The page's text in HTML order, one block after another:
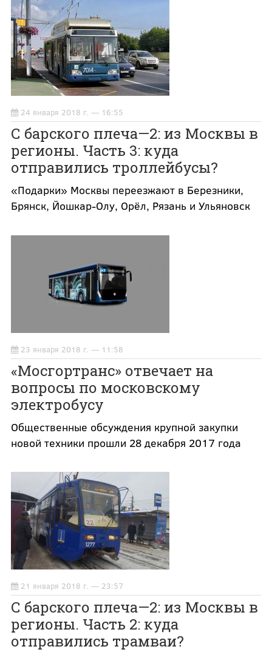
24 января 2018 г. — 16:55
С барского плеча—2: из Москвы в
регионы. Часть 3: куда
отправились троллейбусы?
«Подарки» Москвы переезжают в Березники,
Брянск, Йошкар-Олу, Орёл, Рязань и Ульяновск
23 января 2018 г. — 11:58
«Мосгортранс» отвечает на
вопросы по московскому
электробусу
Общественные обсуждения крупной закупки
новой техники прошли 28 декабря 2017 года
21 января 2018 г. — 23:57
С барского плеча—2: из Москвы в
регионы. Часть 2: куда
отправились трамваи?